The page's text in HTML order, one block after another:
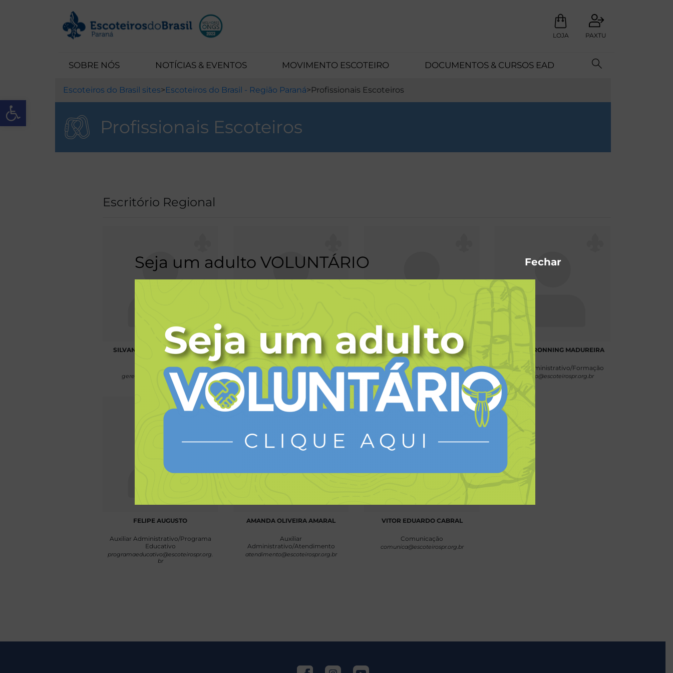
Open toolbar
LOJA PAXTU
SOBRE NÓS NOTÍCIAS & EVENTOS MOVIMENTO ESCOTEIRO DOCUMENTOS & CURSOS EAD
Escoteiros do Brasil sites>Escoteiros do Brasil - Região Paraná>Profissionais Escoteiros
Profissionais Escoteiros
Escritório Regional
SILVANA SOUZA DOS SANTOS
Gerente
gerente@escoteirospr.org.br
BRUNA LORENZETTI
Líder de Operações
lideroperacoes@escoteirospr.org.br
LARISSE RODRIGUES
Auxiliar Financeiro
financeiro@escoteirospr.org.br
GUSTAVO RONNING MADUREIRA
Auxiliar Administrativo/Formação
formacao@escoteirospr.org.br
FELIPE AUGUSTO
Auxiliar Administrativo/Programa
Educativo
programaeducativo@escoteirospr.org.
br
AMANDA OLIVEIRA AMARAL
Auxiliar
Administrativo/Atendimento
atendimento@escoteirospr.org.br
VITOR EDUARDO CABRAL
Comunicação
comunica@escoteirospr.org.br
Seja um adulto VOLUNTÁRIO Fechar